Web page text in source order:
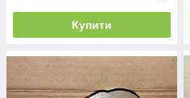
Купити